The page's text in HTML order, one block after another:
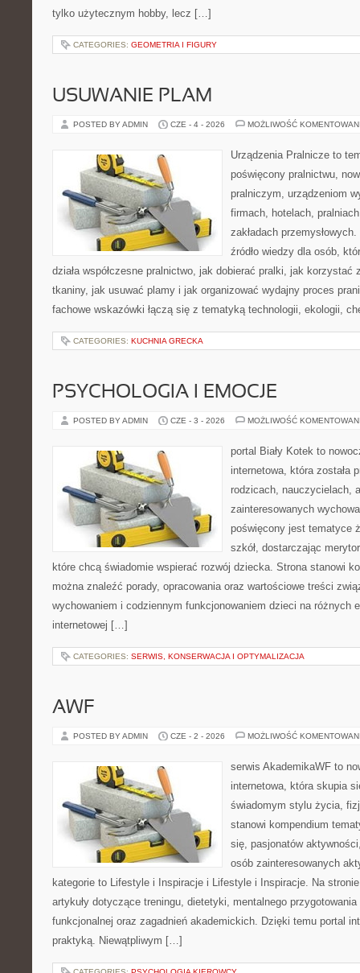
tylko użytecznym hobby, lecz […]
CATEGORIES: GEOMETRIA I FIGURY
USUWANIE PLAM
POSTED BY ADMIN CZE - 4 - 2026 MOŻLIWOŚĆ
Urządzenia Pralnicze to
poświęcony pralnictwu,
pralniczym, urządzeniom
firmach, hotelach,
zakładach
źródło wiedzy dla osób,
działa współczesne pralnictwo, jak dobierać pralki, jak korzystać
tkaniny, jak usuwać plamy i jak organizować wydajny proces
fachowe wskazówki łączą się z tematyką technologii, ekologii,
CATEGORIES: KUCHNIA GRECKA
PSYCHOLOGIA I EMOCJE
POSTED BY ADMIN CZE - 3 - 2026 MOŻLIWOŚĆ
portal Biały Kotek to
internetowa, która została
rodzicach, nauczycielach,
zainteresowanych
poświęcony jest tematyce
szkół, dostarczając
które chcą świadomie wspierać rozwój dziecka. Strona stanowi
można znaleźć porady, opracowania oraz wartościowe treści
wychowaniem i codziennym funkcjonowaniem dzieci na różnych
internetowej […]
CATEGORIES: SERWIS, KONSERWACJA I OPTYMALIZACJA
AWF
POSTED BY ADMIN CZE - 2 - 2026 MOŻLIWOŚĆ
serwis AkademikaWF to
internetowa, która skupia
świadomym stylu życia,
stanowi kompendium
się, pasjonatów
osób zainteresowanych
kategorie to Lifestyle i Inspiracje i Lifestyle i Inspiracje. Na
artykuły dotyczące treningu, dietetyki, mentalnego
funkcjonalnej oraz zagadnień akademickich. Dzięki temu portal
praktyką. Niewątpliwym […]